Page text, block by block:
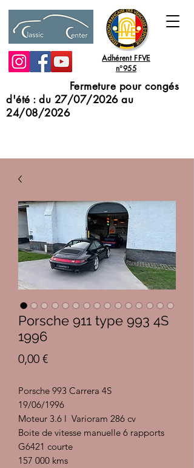
Adhérent FFVE
n°955
Fermeture pour congés
d'été : du 27/07/2026 au
24/08/2026
Porsche 911 type 993 4S
1996
0,00 €Prix
Porsche 993 Carrera 4S
19/06/1996
Moteur 3.6 l Varioram 286 cv
Boite de vitesse manuelle 6 rapports
G6421 courte
157 000 kms